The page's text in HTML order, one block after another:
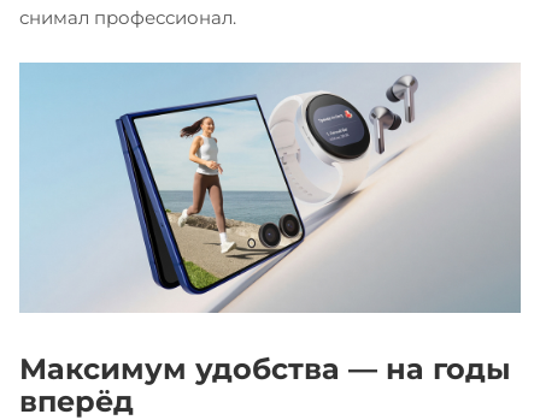
снимал профессионал.
Максимум удобства — на годы
вперёд